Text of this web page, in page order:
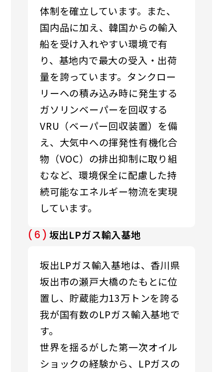
体制を確立しています。また、
国内品に加え、韓国からの輸入
船を受け入れやすい環境で有
り、基地内で最大の受入・出荷
量を誇っています。タンクロー
リーへの積み込み時に発生する
ガソリンベーパーを回収する
VRU（ベーパー回収装置）を備
え、大気中への揮発性有機化合
物（VOC）の排出抑制に取り組
むなど、環境保全に配慮した持
続可能なエネルギー物流を実現
しています。
(6) 坂出LPガス輸入基地
坂出LPガス輸入基地は、香川県
坂出市の瀬戸大橋のたもとに位
置し、貯蔵能力13万トンを誇る
我が国有数のLPガス輸入基地で
す。
世界を揺るがした第一次オイル
ショックの経験から、LPガスの